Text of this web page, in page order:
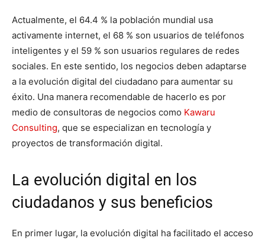
Actualmente, el 64.4 % la población mundial usa
activamente internet, el 68 % son usuarios de teléfonos
inteligentes y el 59 % son usuarios regulares de redes
sociales. En este sentido, los negocios deben adaptarse
a la evolución digital del ciudadano para aumentar su
éxito. Una manera recomendable de hacerlo es por
medio de consultoras de negocios como Kawaru
Consulting, que se especializan en tecnología y
proyectos de transformación digital.
La evolución digital en los
ciudadanos y sus beneficios
En primer lugar, la evolución digital ha facilitado el acceso